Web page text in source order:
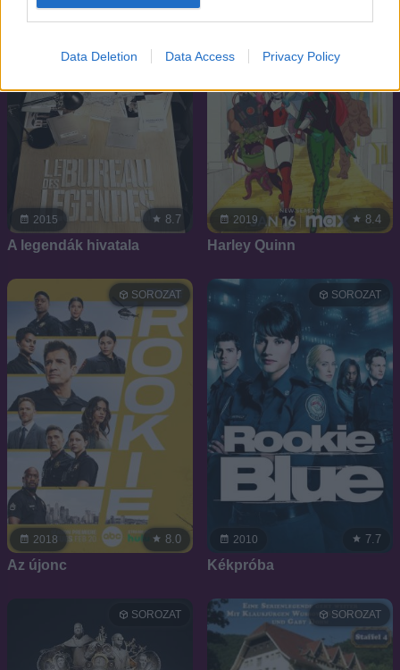
Data Deletion Data Access Privacy Policy
2015 8.7
A legendák hivatala
2019 8.4
Harley Quinn
2018
SOROZAT
8.0
Az újonc
2010
SOROZAT
7.7
Kékpróba
SOROZAT SOROZAT